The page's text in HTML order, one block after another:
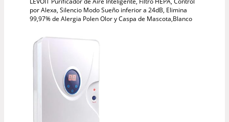
por Alexa, Silencio Modo Sueño inferior a 24dB, Elimina
99,97% de Alergia Polen Olor y Caspa de Mascota,Blanco